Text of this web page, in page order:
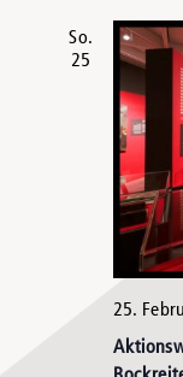
So.
25
25.